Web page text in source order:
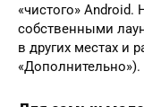
«чистого» Android.
собственными
в других местах и
«Дополнительно»).